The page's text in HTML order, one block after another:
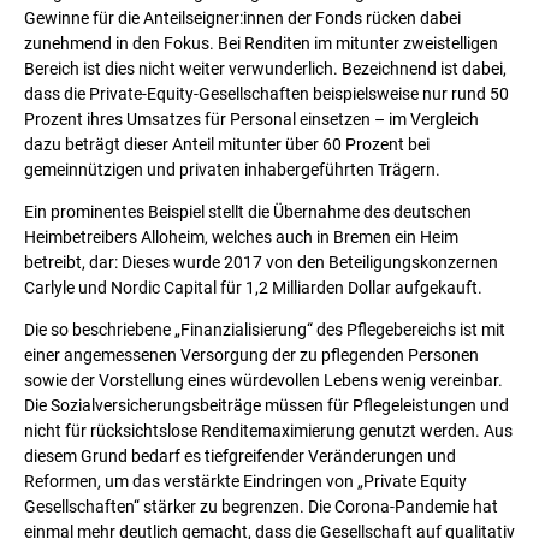
Gewinne für die Anteilseigner:innen der Fonds rücken dabei
zunehmend in den Fokus. Bei Renditen im mitunter zweistelligen
Bereich ist dies nicht weiter verwunderlich. Bezeichnend ist dabei,
dass die Private-Equity-Gesellschaften beispielsweise nur rund 50
Prozent ihres Umsatzes für Personal einsetzen – im Vergleich
dazu beträgt dieser Anteil mitunter über 60 Prozent bei
gemeinnützigen und privaten inhabergeführten Trägern.
Ein prominentes Beispiel stellt die Übernahme des deutschen
Heimbetreibers Alloheim, welches auch in Bremen ein Heim
betreibt, dar: Dieses wurde 2017 von den Beteiligungskonzernen
Carlyle und Nordic Capital für 1,2 Milliarden Dollar aufgekauft.
Die so beschriebene „Finanzialisierung“ des Pflegebereichs ist mit
einer angemessenen Versorgung der zu pflegenden Personen
sowie der Vorstellung eines würdevollen Lebens wenig vereinbar.
Die Sozialversicherungsbeiträge müssen für Pflegeleistungen und
nicht für rücksichtslose Renditemaximierung genutzt werden. Aus
diesem Grund bedarf es tiefgreifender Veränderungen und
Reformen, um das verstärkte Eindringen von „Private Equity
Gesellschaften“ stärker zu begrenzen. Die Corona-Pandemie hat
einmal mehr deutlich gemacht, dass die Gesellschaft auf qualitativ